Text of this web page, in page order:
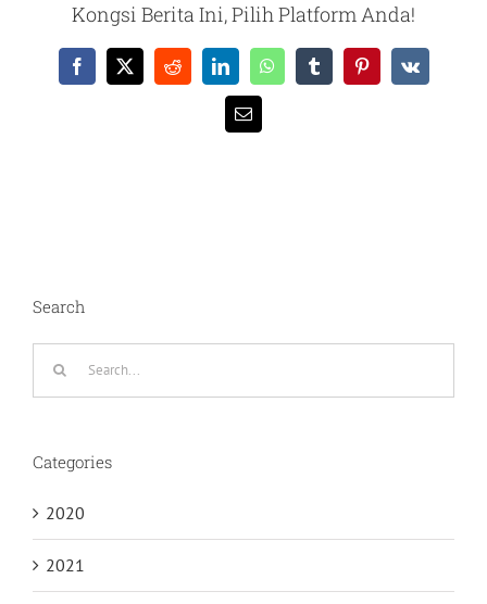
Kongsi Berita Ini, Pilih Platform Anda!
Facebook
X RedditLinkedInWhatsAppTumblrPinterest
Vk
Email
Search
Categories
2020
2021